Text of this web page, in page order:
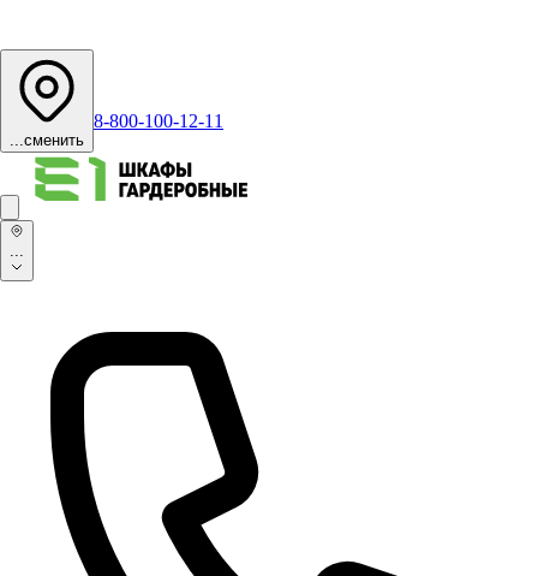
...сменить
8-800-100-12-11
...